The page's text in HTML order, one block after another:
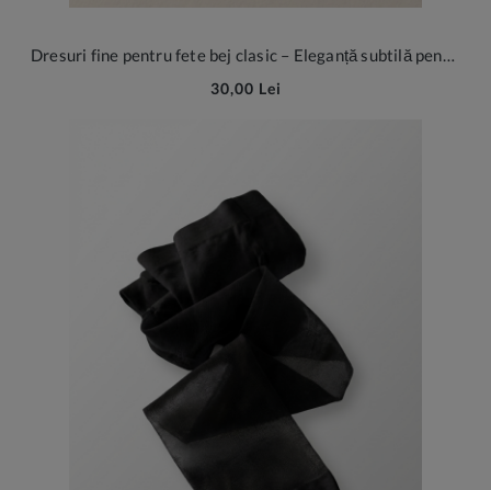
Dresuri fine pentru fete bej clasic – Eleganță subtilă pentru ocazii speciale
30,00 Lei